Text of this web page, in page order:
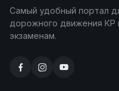
Самый удобный портал
дорожного движения КР
экзаменам.